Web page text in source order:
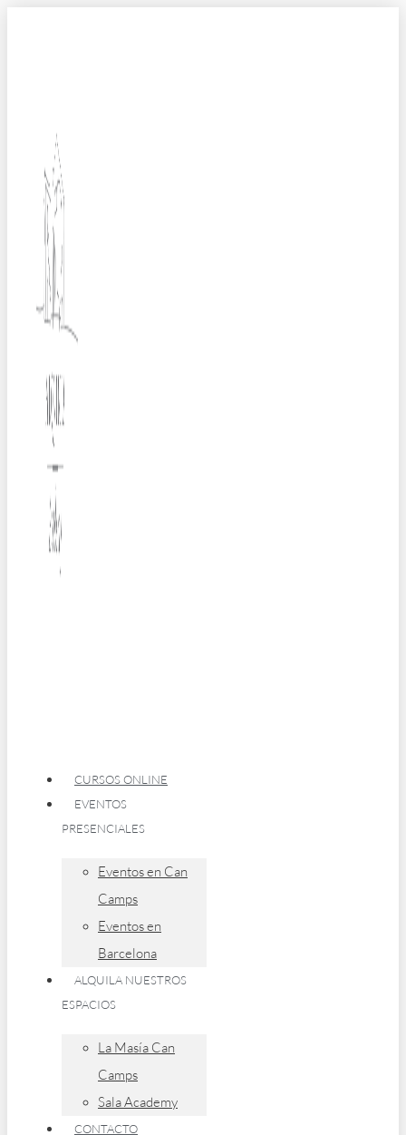
CURSOS ONLINE
EVENTOS
PRESENCIALES
Eventos en Can
Camps
Eventos en
Barcelona
ALQUILA NUESTROS
ESPACIOS
La Masía Can
Camps
Sala Academy
CONTACTO